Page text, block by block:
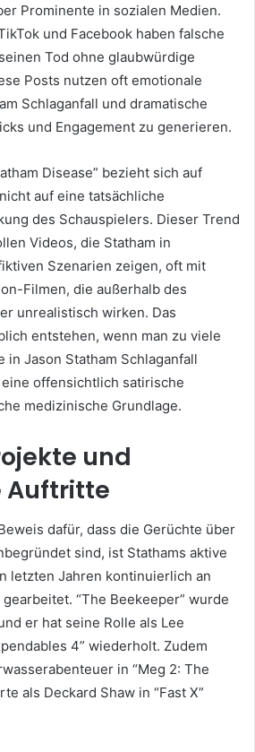
Prominente in sozialen Medien.
und Facebook haben falsche
Tod ohne glaubwürdige
Posts nutzen oft emotionale
Schlaganfall und dramatische
und Engagement zu generieren.
Disease” bezieht sich auf
auf eine tatsächliche
des Schauspielers. Dieser Trend
Videos, die Statham in
Szenarien zeigen, oft mit
Filmen, die außerhalb des
unrealistisch wirken. Das
entstehen, wenn man zu viele
in Jason Statham Schlaganfall
offensichtlich satirische
medizinische Grundlage.
und
Auftritte
dafür, dass die Gerüchte über
sind, ist Stathams aktive
letzten Jahren kontinuierlich an
“The Beekeeper” wurde
er hat seine Rolle als Lee
4” wiederholt. Zudem
in “Meg 2: The
als Deckard Shaw in “Fast X”